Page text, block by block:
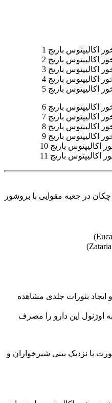
جلدی مشاهده
این دارو را مصرف
بینی شیرخواران و